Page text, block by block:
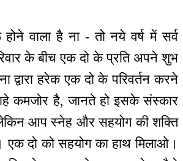
वाला है ना - तो नये वर्ष में सर्व
के बीच एक दो के प्रति अपने शुभ
द्वारा हरेक एक दो के परिवर्तन करने
कमजोर है, जानते हो इसके संस्कार
आप स्नेह और सहयोग की शक्ति
एक दो को सहयोग का हाथ मिलाओ।